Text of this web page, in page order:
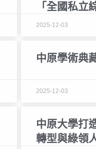
「全國私立
2025-12-03
中原學術典
2025-12-03
中原大學打
轉型與綠領